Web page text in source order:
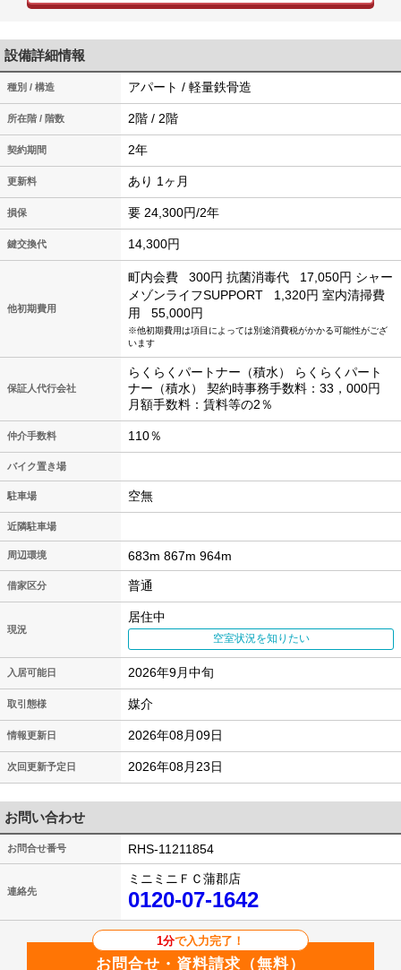
設備詳細情報
種別 / 構造 アパート / 軽量鉄骨造
所在階 / 階数 2階 / 2階
契約期間 2年
更新料 あり 1ヶ月
損保 要 24,300円/2年
鍵交換代 14,300円
他初期費用
町内会費 300円 抗菌消毒代 17,050円 シャー
メゾンライフSUPPORT
1,320円 室内清掃費
用
55,000円
※他初期費用は項目によっては別途消費税がかかる可能性がござ
います
保証人代行会社
らくらくパートナー（積水） らくらくパート
ナー（積水） 契約時事務手数料：33，000円
月額手数料：賃料等の2％
仲介手数料 110％
バイク置き場
駐車場 空無
近隣駐車場
周辺環境 683m 867m 964m
借家区分 普通
現況
居住中
空室状況を知りたい
入居可能日 2026年9月中旬
取引態様 媒介
情報更新日 2026年08月09日
次回更新予定日 2026年08月23日
お問い合わせ
お問合せ番号 RHS-11211854
連絡先
ミニミニＦＣ蒲郡店
0120-07-1642
1分で入力完了！